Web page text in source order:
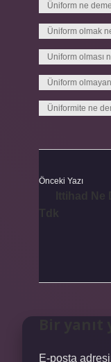
Üniform ne
Üniform olmak
Uniform olması
Üniform
Üniformite ne
Önceki Yazı
E-posta